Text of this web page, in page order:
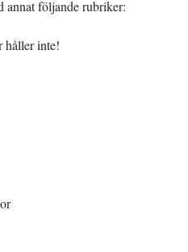
annat följande rubriker:
håller inte!